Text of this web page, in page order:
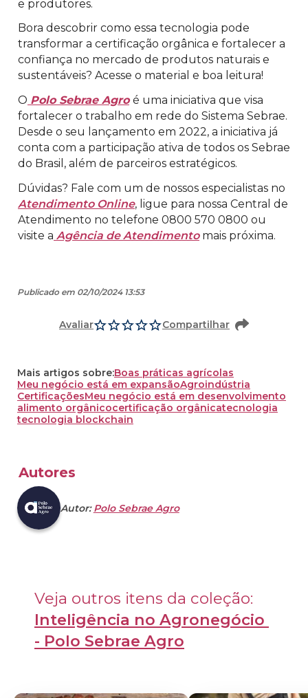
e produtores.
Bora descobrir como essa tecnologia pode
transformar a certificação orgânica e fortalecer a
confiança no mercado de produtos naturais e
sustentáveis? Acesse o material e boa leitura!
O Polo Sebrae Agro é uma iniciativa que visa
fortalecer o trabalho em rede do Sistema Sebrae.
Desde o seu lançamento em 2022, a iniciativa já
conta com a participação ativa de todos os Sebrae
do Brasil, além de parceiros estratégicos.
Dúvidas? Fale com um de nossos especialistas no
Atendimento Online, ligue para nossa Central de
Atendimento no telefone 0800 570 0800 ou
visite a Agência de Atendimentomais próxima.
Publicado em 02/10/2024 13:53
Avaliar Compartilhar
Mais artigos sobre:Boas práticas agrícolas
Meu negócio está em expansãoAgroindústria
CertificaçõesMeu negócio está em desenvolvimento
alimento orgânicocertificação orgânicatecnologia
tecnologia blockchain
Autores
Autor:Polo Sebrae Agro
Inteligência no Agronegócio
- Polo Sebrae Agro